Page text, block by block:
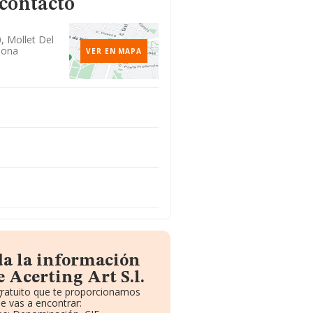
Mollet Del
VER EN MAPA
la información
Acerting Art S.l.
que te proporcionamos
vas a encontrar: